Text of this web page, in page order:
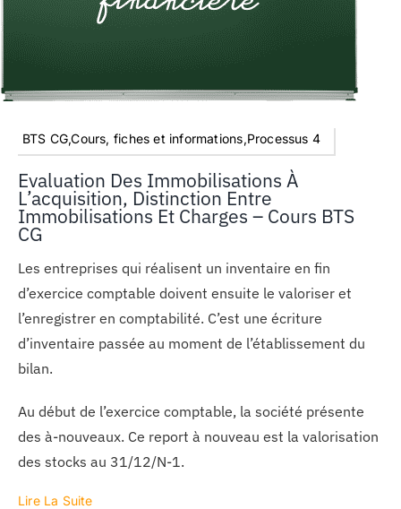
BTS CG,Cours, fiches et informations,Processus 4
Evaluation Des Immobilisations À
L’acquisition, Distinction Entre
Immobilisations Et Charges – Cours BTS
CG
Les entreprises qui réalisent un inventaire en fin
d’exercice comptable doivent ensuite le valoriser et
l’enregistrer en comptabilité. C’est une écriture
d’inventaire passée au moment de l’établissement du
bilan.
Au début de l’exercice comptable, la société présente
des à-nouveaux. Ce report à nouveau est la valorisation
des stocks au 31/12/N-1.
Lire La Suite